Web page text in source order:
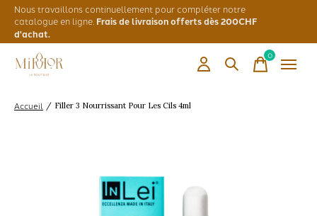
Nous travaillons continuellement pour compléter notre
catalogue en ligne. Frais de livraison offerts dès 200CHF
d'achat.
0items
Accueil / Filler 3 Nourrissant Pour Les Cils 4ml